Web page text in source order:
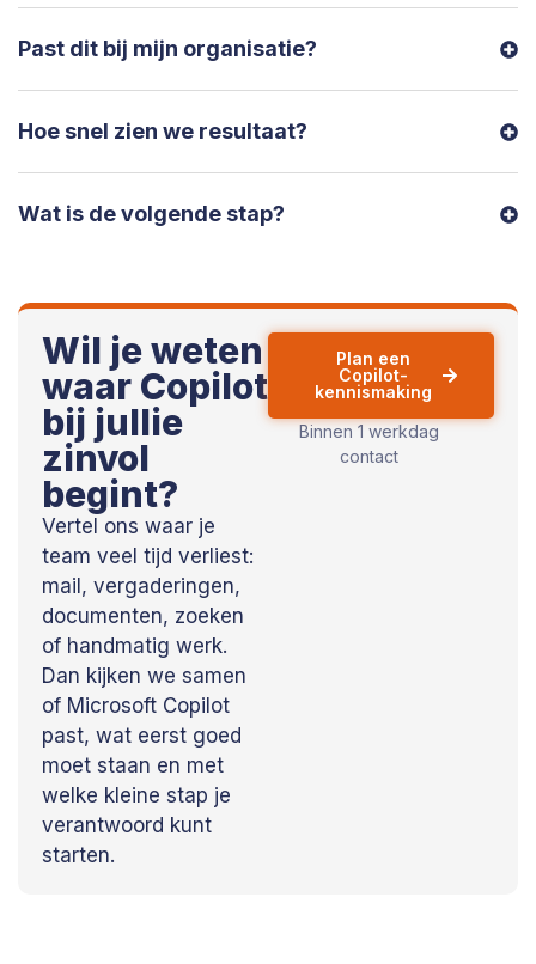
Past dit bij mijn organisatie?
Hoe snel zien we resultaat?
Wat is de volgende stap?
Wil je weten
waar Copilot
bij jullie
zinvol
begint?
Vertel ons waar je
team veel tijd verliest:
mail, vergaderingen,
documenten, zoeken
of handmatig werk.
Dan kijken we samen
of Microsoft Copilot
past, wat eerst goed
moet staan en met
welke kleine stap je
verantwoord kunt
starten.
Plan een
Copilot-
kennismaking
Binnen 1 werkdag
contact